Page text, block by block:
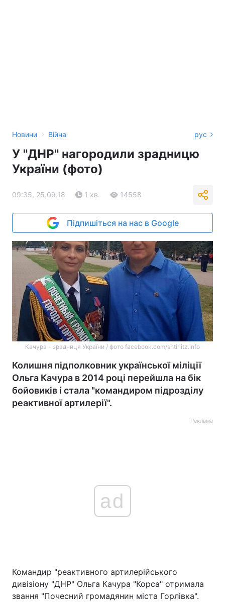
Новини › Війна рус
У "ДНР" нагородили зрадницю
України (фото)
09:35, 25.09.18 1 хв. 14558
Підпишіться на нас в Google
Качура - зрадниця України / фото facebook.com/shtirlitz.info
Колишня підполковник української міліції
Ольга Качура в 2014 році перейшла на бік
бойовиків і стала "командиром підрозділу
реактивної артилерії".
Реклама
ad
Командир "реактивного артилерійського
дивізіону "ДНР" Ольга Качура "Корса" отримала
звання "Почесний громадянин міста Горлівка".